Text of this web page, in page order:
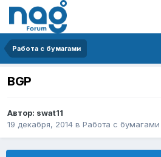
Работа с бумагами
BGP
Автор: swat11
19 декабря, 2014 в Работа с бумагами